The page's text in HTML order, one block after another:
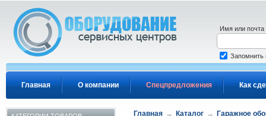
Главная О компании Спецпредложения Как
Имя или почта
Запомнить
Главная → Каталог → Гаражное